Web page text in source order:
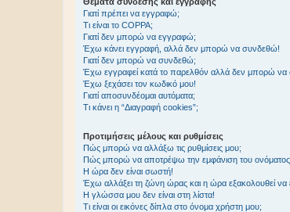
Γιατί πρέπει να εγγραφώ;
Τι είναι το COPPA;
Γιατί δεν μπορώ να εγγραφώ;
Έχω κάνει εγγραφή, αλλά δεν μπορώ να συνδεθώ!
Γιατί δεν μπορώ να συνδεθώ;
Έχω εγγραφεί κατά το παρελθόν αλλά δεν μπορώ
Έχω ξεχάσει τον κωδικό μου!
Γιατί αποσυνδέομαι αυτόματα;
Τι κάνει η “Διαγραφή cookies”;
Προτιμήσεις μέλους και ρυθμίσεις
Πώς μπορώ να αλλάξω τις ρυθμίσεις μου;
Πώς μπορώ να αποτρέψω την εμφάνιση του
Η ώρα δεν είναι σωστή!
Έχω αλλάξει τη ζώνη ώρας και η ώρα εξακολουθεί να
Η γλώσσα μου δεν είναι στη λίστα!
Τι είναι οι εικόνες δίπλα στο όνομα χρήστη μου;